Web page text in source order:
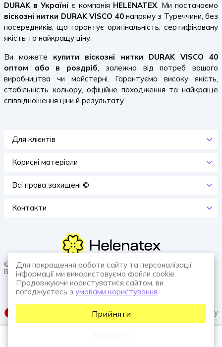
DURAK в Україні є компанія HELENATEX. Ми постачаємо
віскозні нитки DURAK VISCO 40напряму з Туреччини, без
посередників, що гарантує оригінальність, сертифіковану
якість та найкращу ціну.
Ви можете купити віскозні нитки DURAK VISCO 40
оптом або в роздріб, залежно від потреб вашого
виробництва чи майстерні. Гарантуємо високу якість,
стабільність кольору, офіційне походження та найкраще
співвідношення ціни й результату.
Для клієнтів
Корисні матеріали
Всi права захищенi ©
Контакти
© 2026 HELENATEX «Ґудзики, вішаки, нитки. Власне виробництво.
Все для швейної справи.»
SUFIX web agency
Для покращення роботи сайту та персоналізації
інформації ми використовуємо файли cookie.
Продовжуючи користуватися сайтом, ви
погоджуєтесь з умовами користування
Прийняти